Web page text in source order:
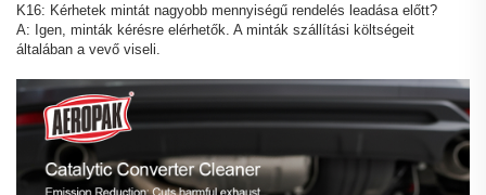
K16: Kérhetek mintát nagyobb mennyiségű rendelés leadása előtt?
A: Igen, minták kérésre elérhetők. A minták szállítási költségeit
általában a vevő viseli.